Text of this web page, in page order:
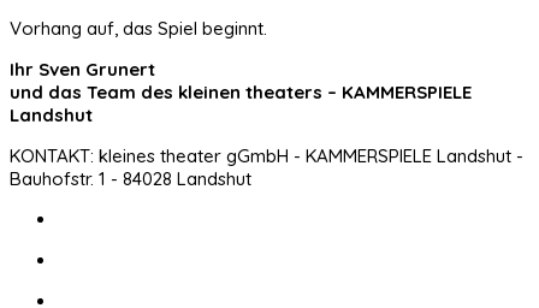
Vorhang auf, das Spiel beginnt.
Ihr Sven Grunert
und das Team des kleinen theaters – KAMMERSPIELE
Landshut
KONTAKT: kleines theater gGmbH - KAMMERSPIELE Landshut -
Bauhofstr. 1 - 84028 Landshut